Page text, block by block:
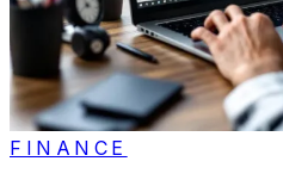
FINANCE